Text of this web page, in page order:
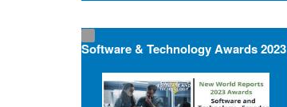
Software & Technology Awards 2023